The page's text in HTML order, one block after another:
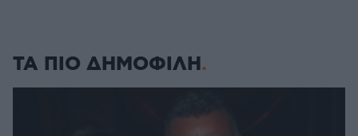
ΤΑ ΠΙΟ ΔΗΜΟΦΙΛΗ